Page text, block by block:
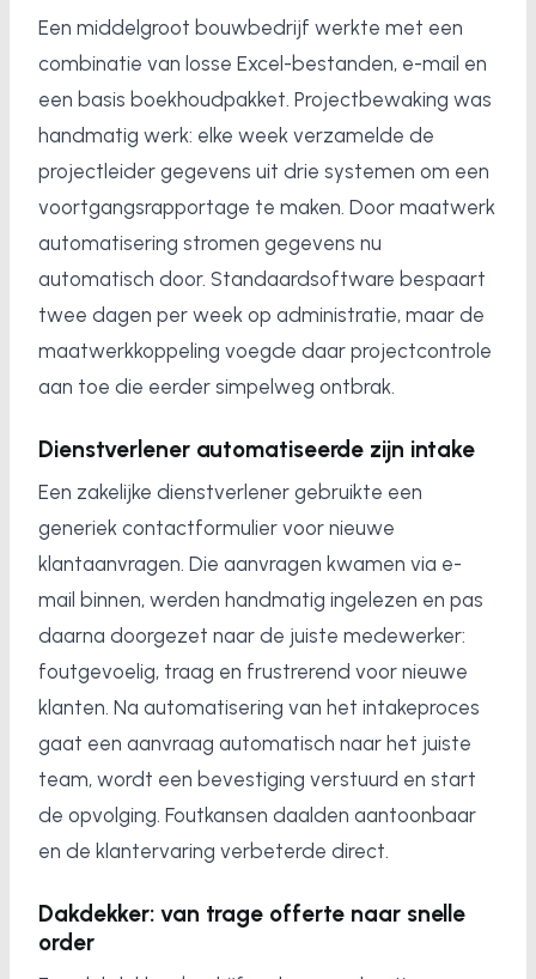
Een middelgroot bouwbedrijf werkte met een
combinatie van losse Excel-bestanden, e-mail en
een basis boekhoudpakket. Projectbewaking was
handmatig werk: elke week verzamelde de
projectleider gegevens uit drie systemen om een
voortgangsrapportage te maken. Door maatwerk
automatisering stromen gegevens nu
automatisch door. Standaardsoftware bespaart
twee dagen per week op administratie, maar de
maatwerkkoppeling voegde daar projectcontrole
aan toe die eerder simpelweg ontbrak.
Dienstverlener automatiseerde zijn intake
Een zakelijke dienstverlener gebruikte een
generiek contactformulier voor nieuwe
klantaanvragen. Die aanvragen kwamen via e-
mail binnen, werden handmatig ingelezen en pas
daarna doorgezet naar de juiste medewerker:
foutgevoelig, traag en frustrerend voor nieuwe
klanten. Na automatisering van het intakeproces
gaat een aanvraag automatisch naar het juiste
team, wordt een bevestiging verstuurd en start
de opvolging. Foutkansen daalden aantoonbaar
en de klantervaring verbeterde direct.
Dakdekker: van trage offerte naar snelle
order